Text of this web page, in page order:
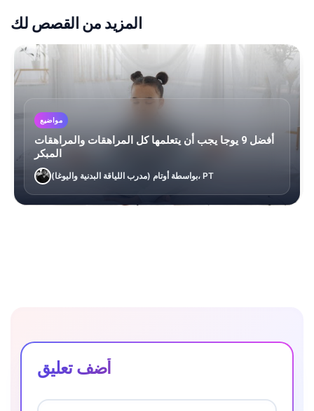
المزيد من القصص لك
مواضيع
أفضل 9 يوجا يجب أن يتعلمها كل المراهقات والمراهقات
المبكر
بواسطة أوتام (مدرب اللياقة البدنية واليوغا)، PT
أضف تعليق